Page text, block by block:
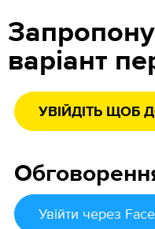
варіант
УВІЙДІТЬ ЩОБ
Увійти через